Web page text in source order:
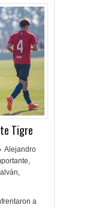
Tigre
Alejandro
,
,
a